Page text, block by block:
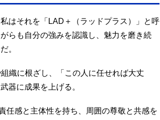
はそれを「LAD＋（ラッドプラス）」と呼
らも自分の強みを認識し、魅力を磨き続
。
織に根ざし、「この人に任せれば大丈
器に成果を上げる。
任感と主体性を持ち、周囲の尊敬と共感を